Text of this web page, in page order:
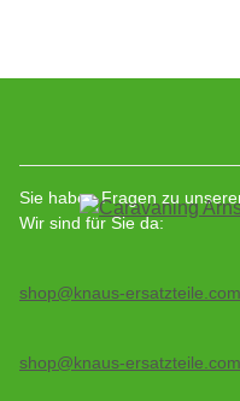
Sie haben Fragen zu
Wir sind für Sie da:
shop@knaus-ersatzteile.com
shop@knaus-ersatzteile.com